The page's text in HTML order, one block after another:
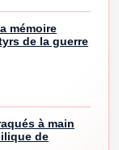
mémoire
de la guerre
à main
de